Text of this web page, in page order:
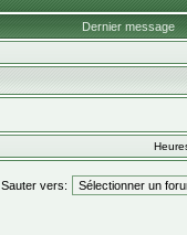
Dernier message
Sauter vers: